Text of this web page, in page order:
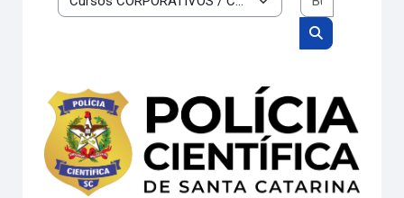
Categorias de cursos
Buscar cursos